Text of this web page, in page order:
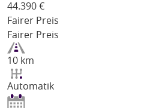
44.390 €
Fairer Preis
Fairer Preis
10 km
Automatik